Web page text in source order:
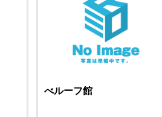
べルーフ館